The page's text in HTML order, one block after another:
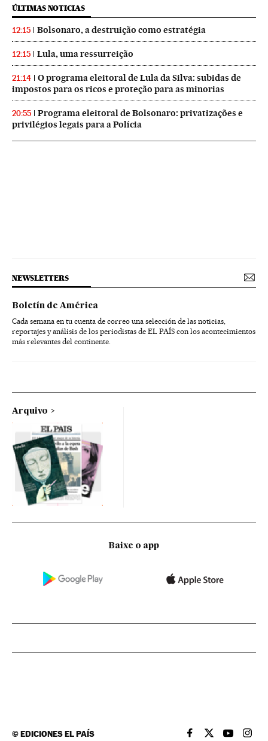
ÚLTIMAS NOTICIAS
12:15 Bolsonaro, a destruição como estratégia
12:15 Lula, uma ressurreição
21:14
O programa eleitoral de Lula da Silva: subidas de
impostos para os ricos e proteção para as minorias
20:55
Programa eleitoral de Bolsonaro: privatizações e
privilégios legais para a Polícia
NEWSLETTERS
Boletín de América
Cada semana en tu cuenta de correo una selección de las noticias,
reportajes y análisis de los periodistas de EL PAÍS con los acontecimientos
más relevantes del continente.
Arquivo
Baixe o app
©EDICIONES EL PAÍS EL PAÍS BRASIL EN
EL PAÍSEL PAÍS
EL